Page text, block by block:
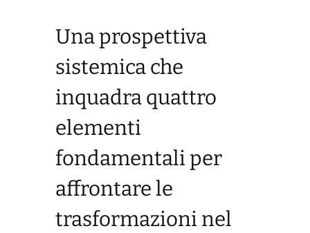
Una prospettiva
sistemica che
inquadra quattro
elementi
fondamentali per
affrontare le
trasformazioni nel